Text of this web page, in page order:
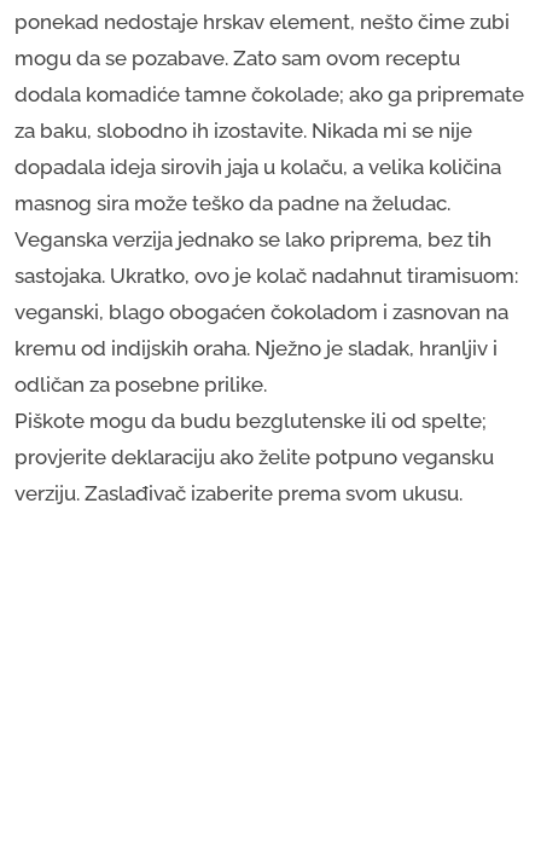
ponekad nedostaje hrskav element, nešto čime zubi
mogu da se pozabave. Zato sam ovom receptu
dodala komadiće tamne čokolade; ako ga pripremate
za baku, slobodno ih izostavite. Nikada mi se nije
dopadala ideja sirovih jaja u kolaču, a velika količina
masnog sira može teško da padne na želudac.
Veganska verzija jednako se lako priprema, bez tih
sastojaka. Ukratko, ovo je kolač nadahnut tiramisuom:
veganski, blago obogaćen čokoladom i zasnovan na
kremu od indijskih oraha. Nježno je sladak, hranljiv i
odličan za posebne prilike.
Piškote mogu da budu bezglutenske ili od spelte;
provjerite deklaraciju ako želite potpuno vegansku
verziju. Zaslađivač izaberite prema svom ukusu.